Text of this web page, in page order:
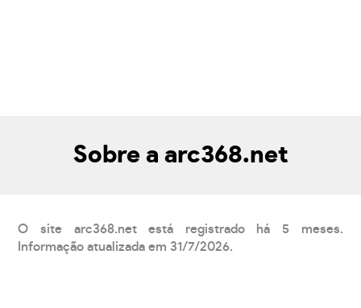
Sobre a arc368.net
O site arc368.net está registrado há 5 meses.
Informação atualizada em 31/7/2026.